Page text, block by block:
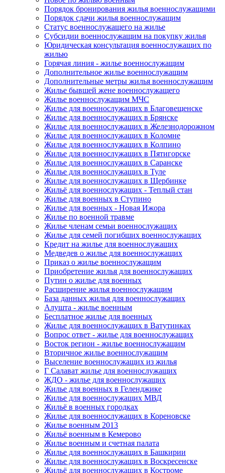
Порядок бронирования жилья военнослужащими
Порядок сдачи жилья военнослужащим
Статус военнослужащего на жилье
Субсидии военнослужащим на покупку жилья
Юридическая консультация военнослужащих по
жилью
Горячая линия - жилье военнослужащим
Дополнительное жилье военнослужащим
Дополнительные метры жилья военнослужащим
Жилье бывшей жене военнослужащего
Жилье военнослужащим МЧС
Жилье для военнослужащих в Благовещенске
Жилье для военнослужащих в Брянске
Жилье для военнослужащих в Железнодорожном
Жилье для военнослужащих в Коломне
Жилье для военнослужащих в Колпино
Жилье для военнослужащих в Пятигорске
Жилье для военнослужащих в Саранске
Жилье для военнослужащих в Туле
Жилье для военнослужащих в Щербинке
Жильё для военнослужащих - Теплый стан
Жилье для военных в Ступино
Жилье для военных - Новая Ижора
Жилье по военной травме
Жилье членам семьи военнослужащих
Жилье для семей погибших военнослужащих
Кредит на жилье для военнослужащих
Медведев о жилье для военнослужащих
Приказ о жилье военнослужащим
Приобретение жилья для военнослужащих
Путин о жилье для военных
Расширение жилья военнослужащим
База данных жилья для военнослужащих
Алушта - жилье военным
Бесплатное жилье для военных
Жилье для военнослужащих в Ватутинках
Вопрос ответ - жилье для военнослужащих
Восток регион - жилье военнослужащим
Вторичное жилье военнослужащим
Выселение военнослужащих из жилья
Г Салават жилье для военнослужащих
ЖДО - жилье для военнослужащих
Жилье для военных в Геленджике
Жилье для военнослужащих МВД
Жильё в военных городках
Жилье для военнослужащих в Кореновске
Жилье военным 2013
Жильё военным в Кемерово
Жилье военным и счетная палата
Жилье для военнослужащих в Башкирии
Жилье для военнослужащих в Воскресенске
Жильё для военнослужащих в Костроме